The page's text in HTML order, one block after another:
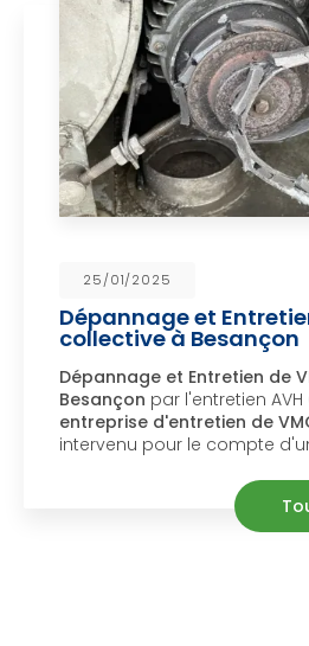
25/01/2025
et Entretien de
à Besançon
et Entretien de VMC
par l'entretien AVH
d'entretien de VMC à
pour le compte d'un…
Toute